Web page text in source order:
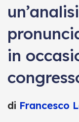
in
di Francesco